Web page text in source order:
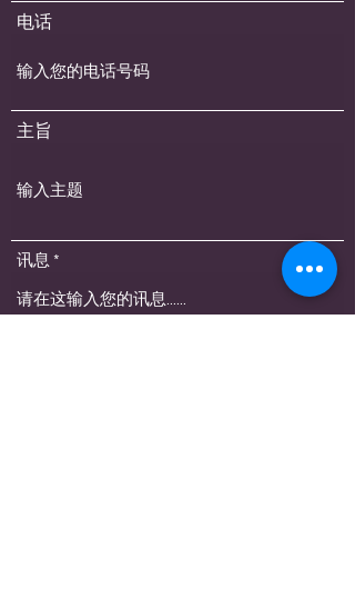
电话
主旨
讯息